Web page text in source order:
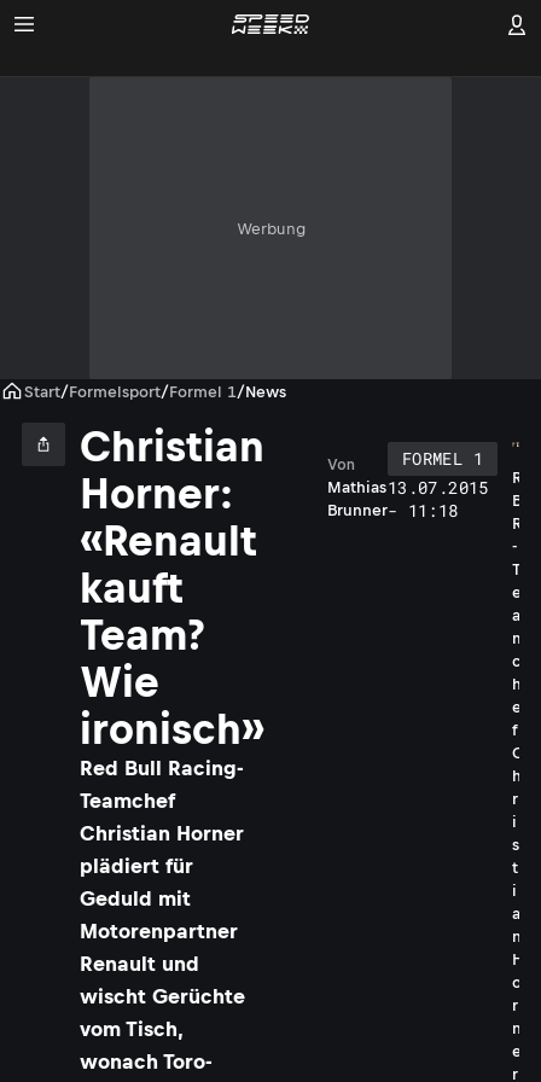
Werbung
Start/Formelsport/Formel 1/News
Christian
Horner:
«Renault
kauft
Team?
Wie
ironisch»
Red Bull Racing-
Teamchef
Christian Horner
plädiert für
Geduld mit
Motorenpartner
Renault und
wischt Gerüchte
vom Tisch,
wonach Toro-
Mathias
Brunner
Von
FORMEL 1
13.07.2015
- 11:18
R
B
R
-
T
e
a
m
c
h
e
f
C
h
r
i
s
t
i
a
n
H
o
r
n
e
r